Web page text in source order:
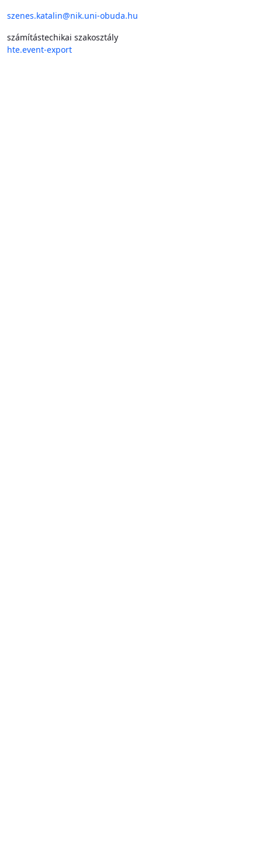
szenes.katalin@nik.uni-obuda.hu
számítástechikai szakosztály
hte.event-export